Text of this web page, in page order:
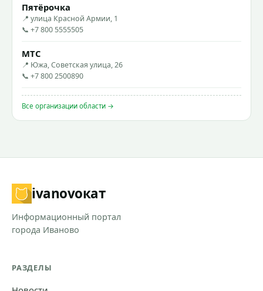
Пятёрочка
📍 улица Красной Армии, 1
📞 +7 800 5555505
МТС
📍 Южа, Советская улица, 26
📞 +7 800 2500890
Все организации области →
ivanovoкат
Информационный портал
города Иваново
РАЗДЕЛЫ